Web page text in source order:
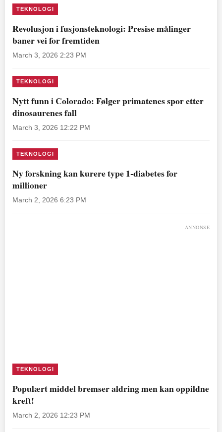
TEKNOLOGI
Revolusjon i fusjonsteknologi: Presise målinger
baner vei for fremtiden
March 3, 2026 2:23 PM
TEKNOLOGI
Nytt funn i Colorado: Følger primatenes spor etter
dinosaurenes fall
March 3, 2026 12:22 PM
TEKNOLOGI
Ny forskning kan kurere type 1-diabetes for
millioner
March 2, 2026 6:23 PM
ANNONSE
TEKNOLOGI
Populært middel bremser aldring men kan oppildne
kreft!
March 2, 2026 12:23 PM